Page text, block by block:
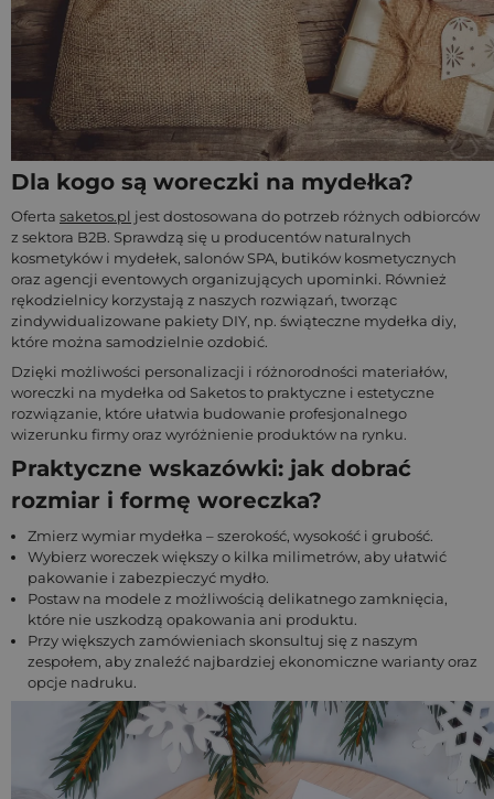
Dla kogo są woreczki na mydełka?
Oferta saketos.pl jest dostosowana do potrzeb różnych odbiorców
z sektora B2B. Sprawdzą się u producentów naturalnych
kosmetyków i mydełek, salonów SPA, butików kosmetycznych
oraz agencji eventowych organizujących upominki. Również
rękodzielnicy korzystają z naszych rozwiązań, tworząc
zindywidualizowane pakiety DIY, np. świąteczne mydełka diy,
które można samodzielnie ozdobić.
Dzięki możliwości personalizacji i różnorodności materiałów,
woreczki na mydełka od Saketos to praktyczne i estetyczne
rozwiązanie, które ułatwia budowanie profesjonalnego
wizerunku firmy oraz wyróżnienie produktów na rynku.
Praktyczne wskazówki: jak dobrać
rozmiar i formę woreczka?
Zmierz wymiar mydełka – szerokość, wysokość i grubość.
Wybierz woreczek większy o kilka milimetrów, aby ułatwić
pakowanie i zabezpieczyć mydło.
Postaw na modele z możliwością delikatnego zamknięcia,
które nie uszkodzą opakowania ani produktu.
Przy większych zamówieniach skonsultuj się z naszym
zespołem, aby znaleźć najbardziej ekonomiczne warianty oraz
opcje nadruku.